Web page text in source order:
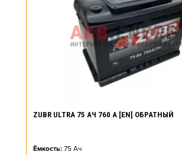
ZUBR ULTRA 75 АЧ 760 А [EN] ОБРАТНЫЙ
Ёмкость: 75 Ач